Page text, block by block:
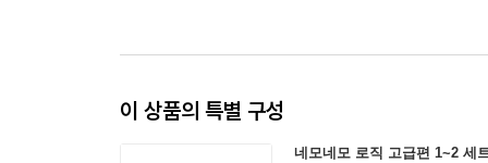
이 상품의 특별 구성
네모네모 로직 고급편 1~2 세